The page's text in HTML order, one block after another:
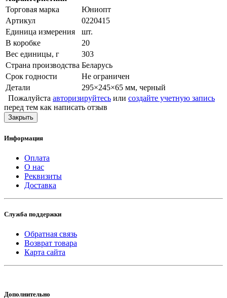
Торговая марка
Юниопт
Артикул
0220415
Единица измерения
шт.
В коробке
20
Вес единицы, г
303
Страна производства Беларусь
Срок годности
Не ограничен
Детали
295×245×65 мм, черный
Пожалуйста авторизируйтесь или создайте учетную запись
перед тем как написать отзыв
Закрыть
Информация
Оплата
О нас
Реквизиты
Доставка
Служба поддержки
Обратная связь
Возврат товара
Карта сайта
Дополнительно